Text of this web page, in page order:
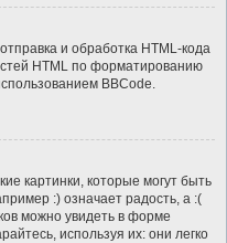
и обработка HTML-кода
HTML по форматированию
BBCode.
картинки, которые могут быть
:) означает радость, а :(
можно увидеть в форме
используя их: они легко